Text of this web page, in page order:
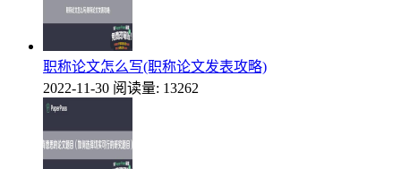
职称论文怎么写(职称论文发表攻略)
2022-11-30 阅读量: 13262